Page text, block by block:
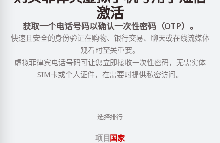
激活
获取一个电话号码以确认一次性密码（OTP）。
快速且安全的身份验证在购物、银行交易、聊天或在线流媒体
观看时至关重要。
虚拟菲律宾电话号码可让您立即接收一次性密码，无需实体
SIM卡或个人证件，在需要时提供私密访问。
选择排行
项目国家